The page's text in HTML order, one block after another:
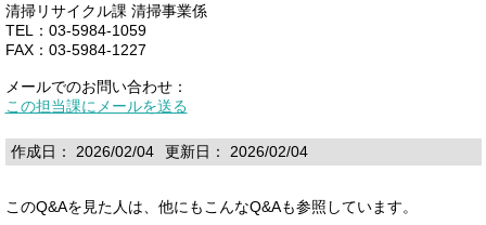
清掃リサイクル課 清掃事業係
TEL：03-5984-1059
FAX：03-5984-1227
メールでのお問い合わせ：
この担当課にメールを送る
作成日： 2026/02/04 更新日： 2026/02/04
このQ&Aを見た人は、他にもこんなQ&Aも参照しています。